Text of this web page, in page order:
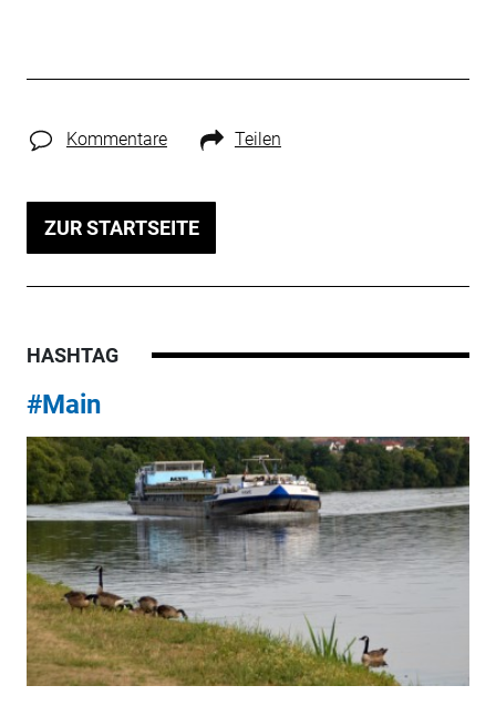
Kommentare Teilen
ZUR STARTSEITE
HASHTAG
#Main